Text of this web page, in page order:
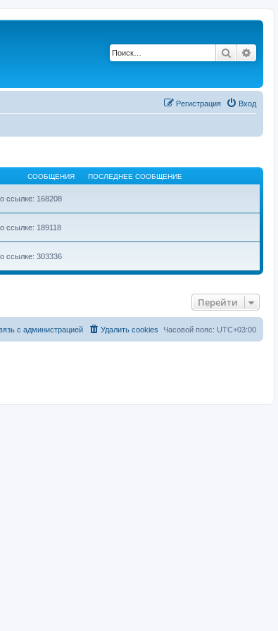
Поиск
Вход
Регистрация
СООБЩЕНИЯ ПОСЛЕДНЕЕ СООБЩЕНИЕ
ссылке: 168208
ссылке: 189118
ссылке: 303336
Перейти
Часовой пояс: UTC+03:00
Удалить cookies
с администрацией